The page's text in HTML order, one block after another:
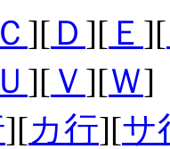
Ｃ ][ Ｄ ][ Ｅ ][
Ｕ ][ Ｖ ][Ｗ]
][カ行][サ